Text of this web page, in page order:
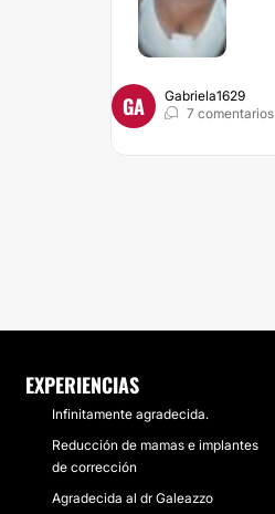
GA
Gabriela1629
7 comentarios
EXPERIENCIAS
Infinitamente agradecida.
Reducción de mamas e implantes
de corrección
Agradecida al dr Galeazzo